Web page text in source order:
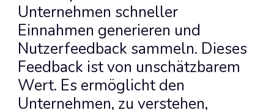
Unternehmen schneller
Einnahmen generieren und
Nutzerfeedback sammeln. Dieses
Feedback ist von unschätzbarem
Wert. Es ermöglicht den
Unternehmen, zu verstehen,